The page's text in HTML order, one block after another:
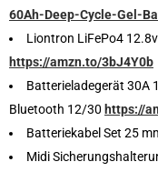
60Ah-Deep-Cycle-Gel-
Liontron LiFePo4
https://amzn.to/3bJ4Y0b
Batterieladegerät 30A
Bluetooth 12/30 https://
Batteriekabel Set 25
Midi